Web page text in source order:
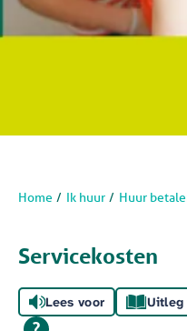
Home Ik huur Huur
Servicekosten
Lees voor Uitleg